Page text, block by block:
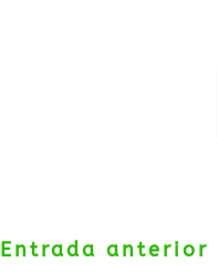
Entrada anterior